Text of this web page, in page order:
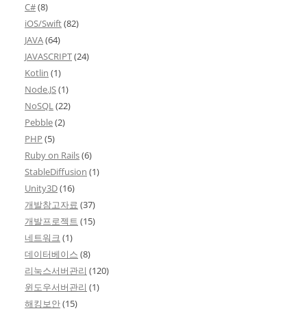
C#(8)
iOS/Swift(82)
JAVA(64)
JAVASCRIPT(24)
Kotlin (1)
Node.JS(1)
NoSQL(22)
Pebble(2)
PHP (5)
Ruby on Rails(6)
StableDiffusion (1)
Unity3D(16)
개발참고자료 (37)
개발프로젝트 (15)
네트워크 (1)
데이터베이스 (8)
리눅스서버관리 (120)
윈도우서버관리 (1)
해킹보안(15)